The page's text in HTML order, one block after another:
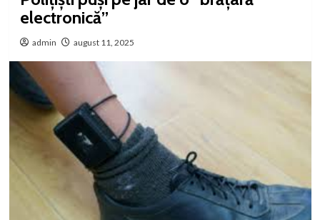
electronică”
admin august 11, 2025